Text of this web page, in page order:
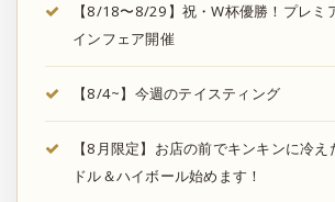
【8/18〜8/29】祝・W杯優勝！プレミ
インフェア開催
【8/4~】今週のテイスティング
【8月限定】お店の前でキンキンに冷
ドル＆ハイボール始めます！